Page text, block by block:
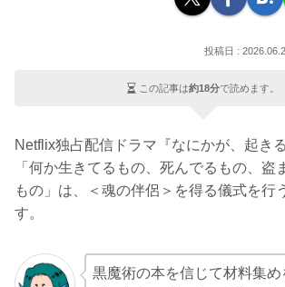
この記事は約18分で読めます。
Netflix独占配信ドラマ『なにかが、起き
「何か生きてるもの、死んでるもの、盗
もの」は、＜魂の伴侶＞を得る儀式を行
す。
黒魔術の本を信じて材料集